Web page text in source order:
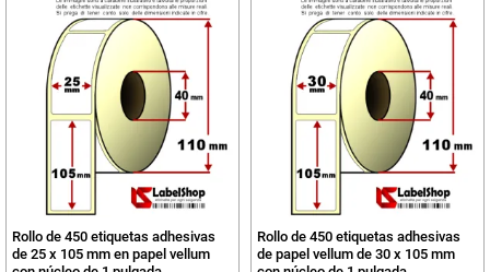
Rollo de 450 etiquetas adhesivas
de 25 x 105 mm en papel vellum
Rollo de 450 etiquetas adhesivas
de papel vellum de 30 x 105 mm